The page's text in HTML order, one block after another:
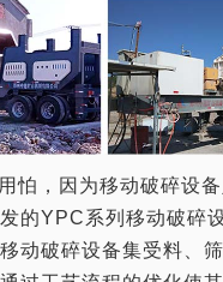
怕，因为移动破碎设
的YPC系列移动破碎
动破碎设备集受料、